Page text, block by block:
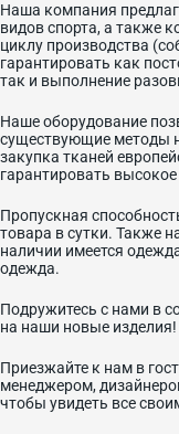
Наша компания
видов спорта, а также
циклу производства
гарантировать как
так и выполнение
Наше оборудование
существующие методы
закупка тканей
гарантировать
Пропускная
товара в сутки. Также
наличии имеется
одежда.
Подружитесь с нами в
на наши новые изделия!
Приезжайте к нам в
менеджером,
чтобы увидеть все